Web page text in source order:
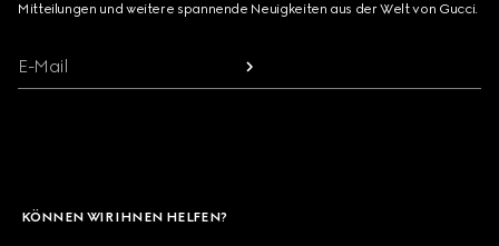
Mitteilungen und weitere spannende Neuigkeiten aus der Welt von Gucci.
E-Mail
KÖNNEN WIR IHNEN HELFEN?